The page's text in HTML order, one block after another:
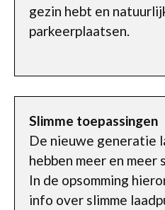
gezin hebt en
parkeerplaatsen.
Slimme toepassingen
De nieuwe generatie
hebben meer en meer
In de opsomming
info over slimme